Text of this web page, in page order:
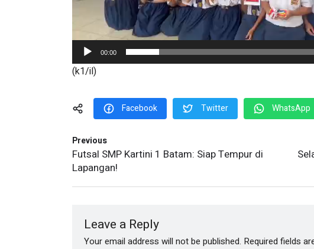
00:00
(k1/il)
Facebook Twitter WhatsApp
Previous
Futsal SMP Kartini 1 Batam: Siap Tempur di
Lapangan!
Leave a Reply
Your email address will not be published. Required fields